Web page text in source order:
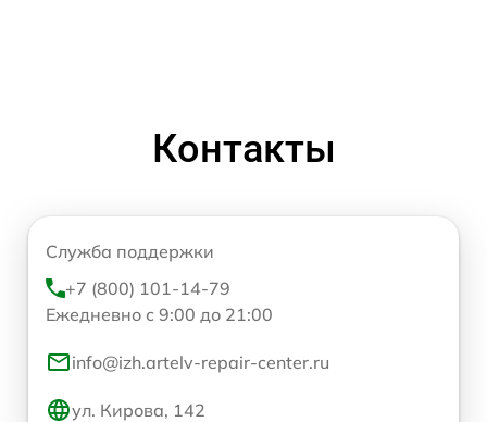
Контакты
Служба поддержки
+7 (800) 101-14-79
Ежедневно с 9:00 до 21:00
info@izh.artelv-repair-center.ru
ул. Кирова, 142